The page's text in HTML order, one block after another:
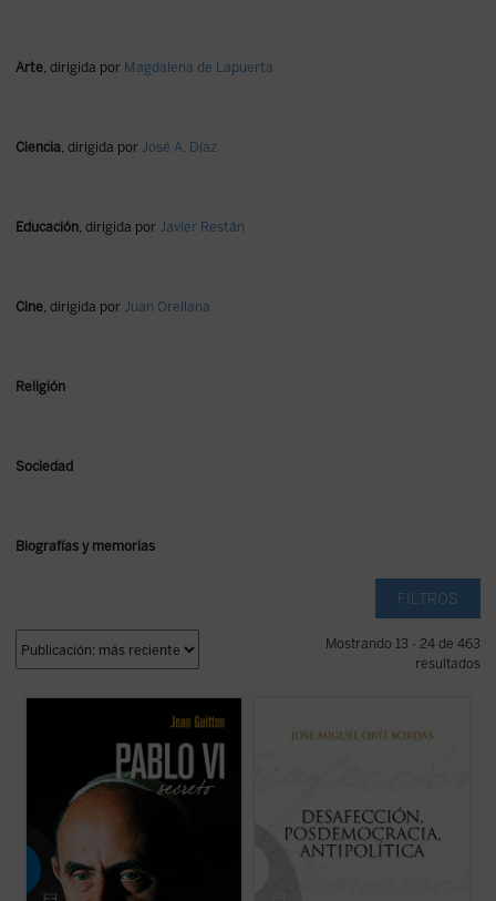
Arte, dirigida por Magdalena de Lapuerta
Ciencia, dirigida por José A. Díaz
Educación, dirigida por Javier Restán
Cine, dirigida por Juan Orellana
Religión
Sociedad
Biografías y memorias
FILTROS
Mostrando 13 - 24 de 463
resultados
El presente libro, publicado originalmente
un año después de la muerte de Pablo VI,
recoge las notas tomadas por Jean Guitton
a lo largo de veintisiete años (1950-1977)
de encuentros con Montini, de quien fue
amigo, y quien le confió sus ...
(ver ficha)
dentro", las claves explicativas del gran